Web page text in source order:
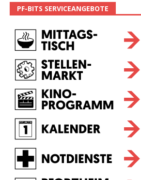
PF-BITS SERVICEANGEBOTE